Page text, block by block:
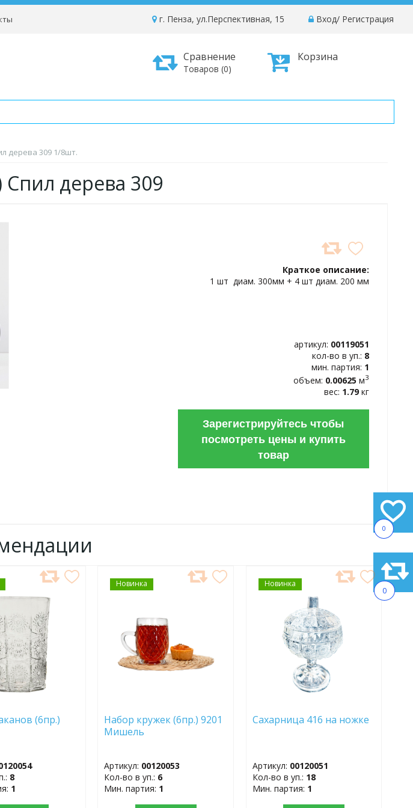
0
0
Вход/ Регистрация
г. Пенза, ул.Перспективная, 15
Корзина
Сравнение
Товаров (0)
дерева 309 1/8шт.
Спил дерева 309
Краткое описание:
1 шт диам. 300мм + 4 шт диам. 200 мм
артикул: 00119051
кол-во в уп.: 8
мин. партия: 1
объем: 0.00625 м3
вес: 1.79кг
Зарегистрируйтесь чтобы
посмотреть цены и купить
товар
(6пр.)
8
1
Новинка
ДОБАВИТЬ
В
Набор кружек (6пр.) 9201
Мишель
Артикул: 00120053
Кол-во в уп.: 6
Мин. партия: 1
Новинка
ДОБАВИТЬ
В
ИЗБРАННОЕ
Сахарница 416 на ножке
Артикул: 00120051
Кол-во в уп.: 18
Мин. партия: 1